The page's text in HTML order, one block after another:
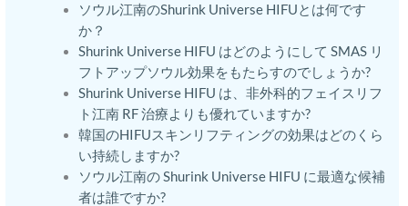
ソウル江南のShurink Universe HIFUとは何です
か？
Shurink Universe HIFU はどのようにして SMAS リ
フトアップソウル効果をもたらすのでしょうか?
Shurink Universe HIFU は、非外科的フェイスリフ
ト江南 RF 治療よりも優れていますか?
韓国のHIFUスキンリフティングの効果はどのくら
い持続しますか?
ソウル江南の Shurink Universe HIFU に最適な候補
者は誰ですか?